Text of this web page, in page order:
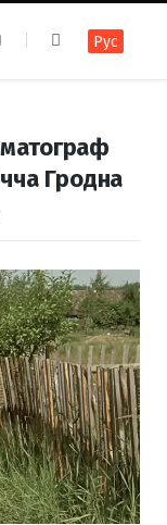
t
a
m
Рус
Гродна